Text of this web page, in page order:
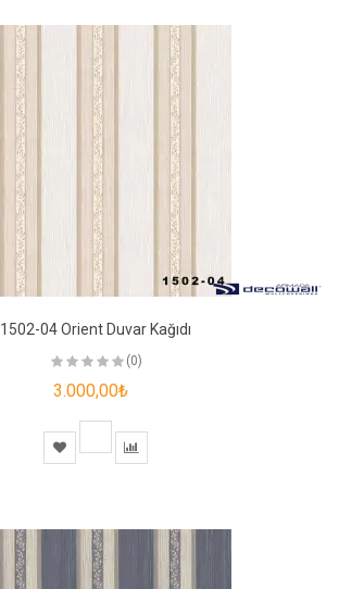
1502-04 Orient Duvar Kağıdı
(0)
3.000,00₺